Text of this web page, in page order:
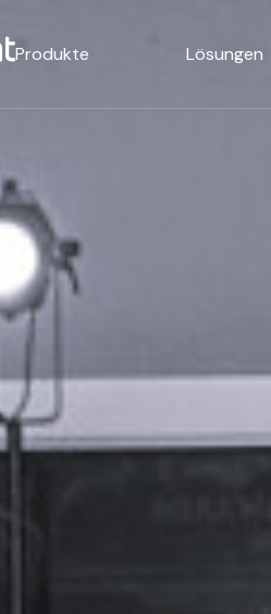
Produkte Lösungen